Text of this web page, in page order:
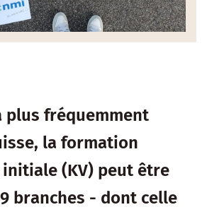
plus fréquemment
la formation
(KV) peut être
branches - dont celle